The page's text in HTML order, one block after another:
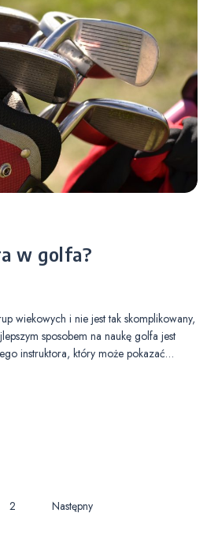
w golfa?
wiekowych i nie jest tak skomplikowany,
sposobem na naukę golfa jest
instruktora, który może pokazać…
2 Następny